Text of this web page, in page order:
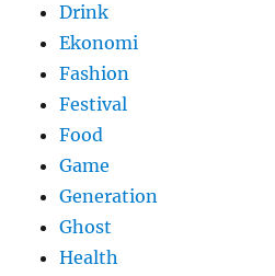
Drink
Ekonomi
Fashion
Festival
Food
Game
Generation
Ghost
Health